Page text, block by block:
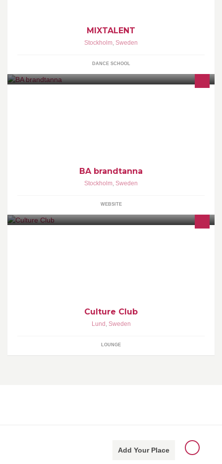
MIXTALENT
Stockholm, Sweden
DANCE SCHOOL
BA brandtanna
Stockholm, Sweden
WEBSITE
Culture Club
Lund , Sweden
LOUNGE
Add Your Place